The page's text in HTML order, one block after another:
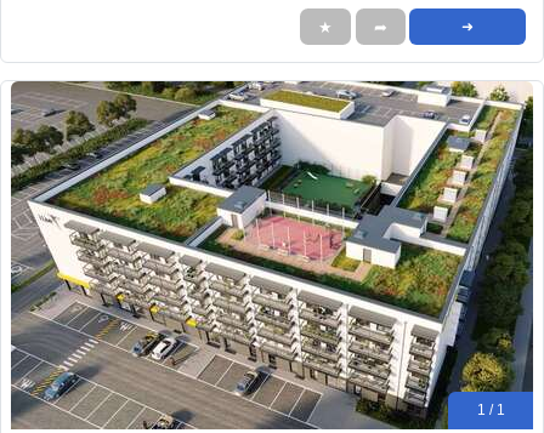
★ ➦ ➜
1 / 1